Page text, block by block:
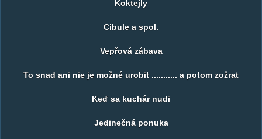
Koktejly
Cibule a spol.
Vepřová zábava
To snad ani nie je možné urobit ........... a potom zožrat
Keď sa kuchár nudi
Jedinečná ponuka